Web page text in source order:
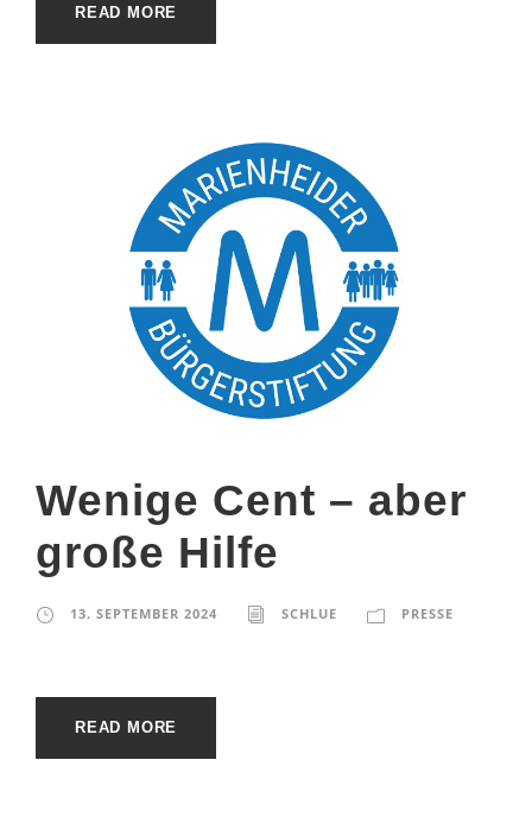
READ MORE
Wenige Cent – aber
große Hilfe
13. SEPTEMBER 2024 SCHLUE PRESSE
READ MORE